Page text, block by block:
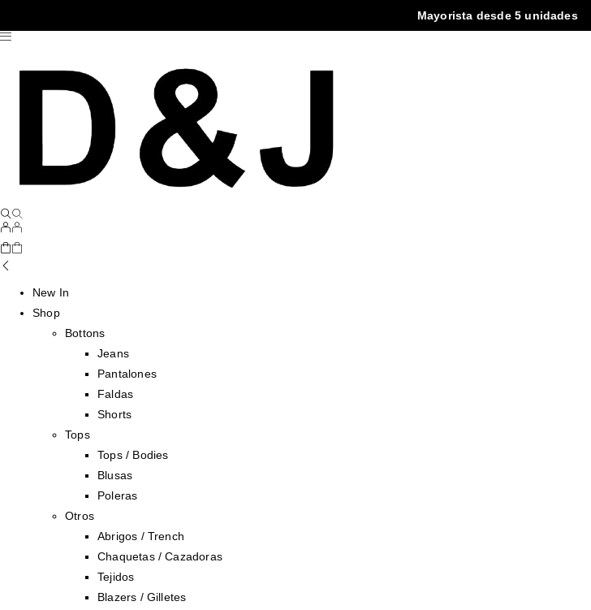
Mayorista desde 5 unidades
New In
Shop
Bottons
Jeans
Pantalones
Faldas
Shorts
Tops
Tops / Bodies
Blusas
Poleras
Otros
Abrigos / Trench
Chaquetas / Cazadoras
Tejidos
Blazers / Gilletes